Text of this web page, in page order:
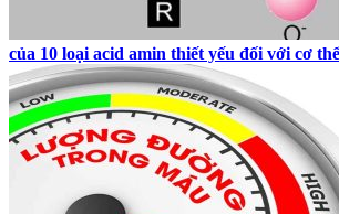
của 10 loại acid amin thiết yếu đối với cơ thể